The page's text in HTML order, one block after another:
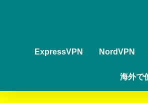
ExpressVPN NordVPN
海外で